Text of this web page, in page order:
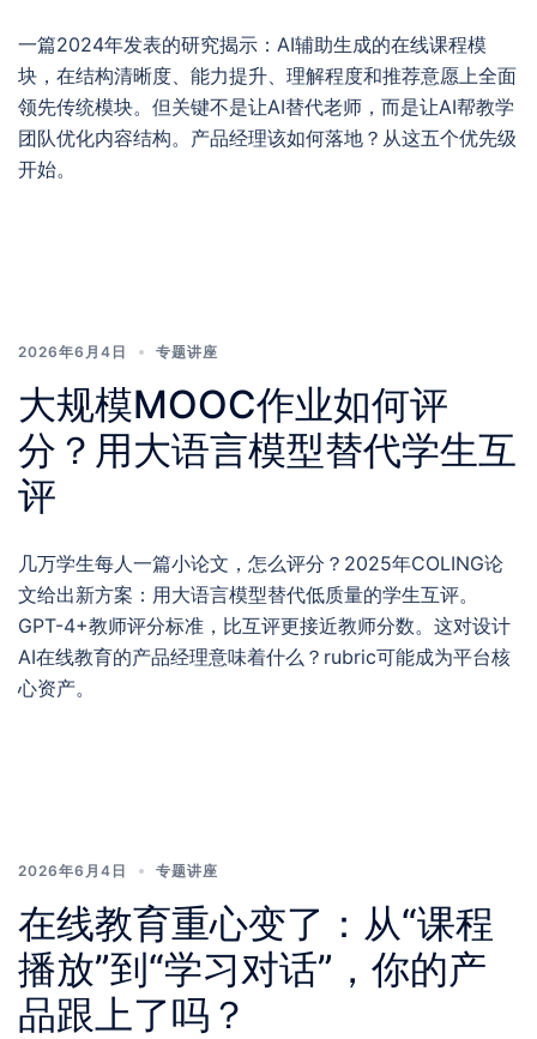
一篇2024年发表的研究揭示：AI辅助生成的在线课程模
块，在结构清晰度、能力提升、理解程度和推荐意愿上全面
领先传统模块。但关键不是让AI替代老师，而是让AI帮教学
团队优化内容结构。产品经理该如何落地？从这五个优先级
开始。
2026年6月4日 专题讲座
大规模MOOC作业如何评
分？用大语言模型替代学生互
评
几万学生每人一篇小论文，怎么评分？2025年COLING论
文给出新方案：用大语言模型替代低质量的学生互评。
GPT-4+教师评分标准，比互评更接近教师分数。这对设计
AI在线教育的产品经理意味着什么？rubric可能成为平台核
心资产。
2026年6月4日 专题讲座
在线教育重心变了：从“课程
播放”到“学习对话”，你的产
品跟上了吗？